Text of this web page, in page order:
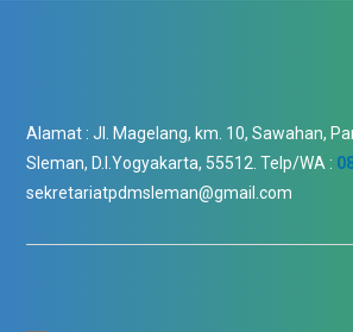
Alamat :Jl. Magelang, km. 10, Sawahan,
Sleman, D.I.Yogyakarta, 55512. Telp/WA :
sekretariatpdmsleman@gmail.com